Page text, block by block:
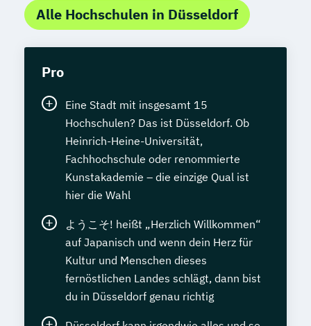
Alle Hochschulen in Düsseldorf
Pro
Eine Stadt mit insgesamt 15
Hochschulen? Das ist Düsseldorf. Ob
Heinrich-Heine-Universität,
Fachhochschule oder renommierte
Kunstakademie – die einzige Qual ist
hier die Wahl
ようこそ! heißt „Herzlich Willkommen“
auf Japanisch und wenn dein Herz für
Kultur und Menschen dieses
fernöstlichen Landes schlägt, dann bist
du in Düsseldorf genau richtig